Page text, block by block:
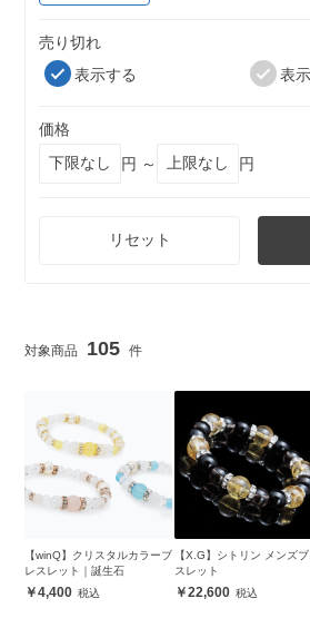
売り切れ
表示する
表
価格
円 ～
円
リセット
105
【winQ】クリスタルカラーブ
レスレット｜誕生石
4,400
【X.G】シトリン メンズブ
スレット
22,600